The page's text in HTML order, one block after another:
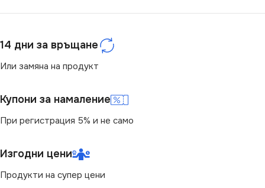
МАРКА KANLUX
14 дни за връщане
Или замяна на продукт
Купони за намаление
При регистрация 5% и не само
Изгодни цени
Продукти на супер цени